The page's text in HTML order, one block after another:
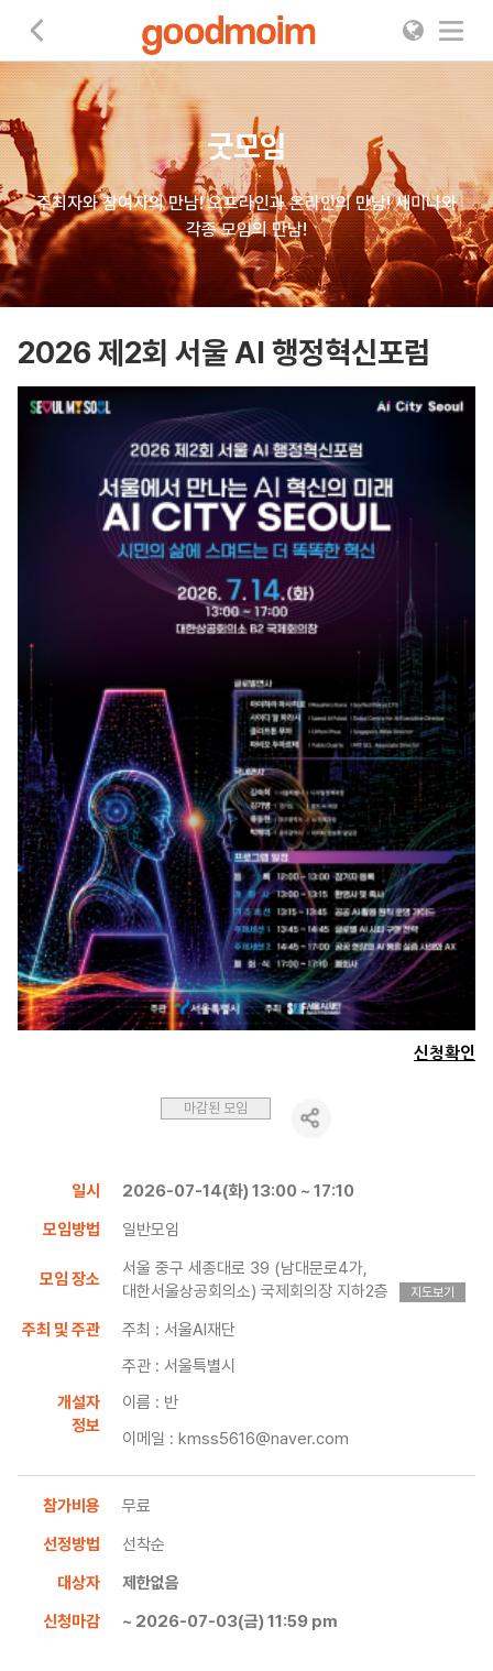
굿모임
굿모임
주최자와 참여자의 만남! 오프라인과 온라인의 만남! 세미나와
각종 모임의 만남!
2026 제2회 서울 AI 행정혁신포럼
신청확인
마감된 모임
일시
2026-07-14(화) 13:00 ~ 17:10
모임방법
일반모임
모임 장소
서울 중구 세종대로 39 (남대문로4가,
대한서울상공회의소) 국제회의장 지하2층
지도보기
주최 및 주관
주최 : 서울AI재단
주관 : 서울특별시
개설자
정보
이름 : 반
이메일 : kmss5616@naver.com
참가비용
무료
선정방법
선착순
대상자
제한없음
신청마감
~ 2026-07-03(금) 11:59 pm